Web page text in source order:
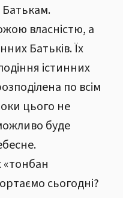
власністю, а
Батьків. Їх
істинних
по всім
цього не
буде
сьогодні?